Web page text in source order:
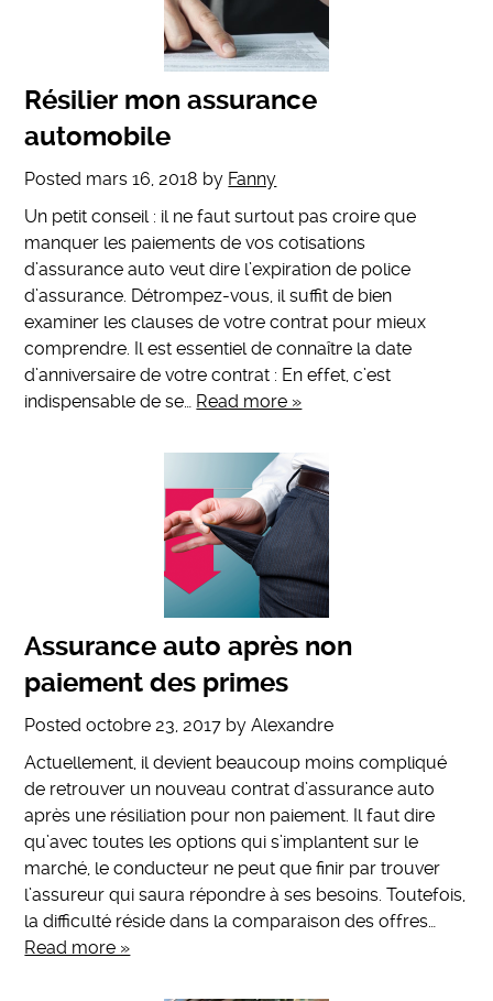
Résilier mon assurance
automobile
Posted mars 16, 2018 by Fanny
Un petit conseil : il ne faut surtout pas croire que
manquer les paiements de vos cotisations
d’assurance auto veut dire l’expiration de police
d’assurance. Détrompez-vous, il suffit de bien
examiner les clauses de votre contrat pour mieux
comprendre. Il est essentiel de connaître la date
d’anniversaire de votre contrat : En effet, c’est
indispensable de se… Read more »
Assurance auto après non
paiement des primes
Postedoctobre 23, 2017 byAlexandre
Actuellement, il devient beaucoup moins compliqué
de retrouver un nouveau contrat d’assurance auto
après une résiliation pour non paiement. Il faut dire
qu’avec toutes les options qui s’implantent sur le
marché, le conducteur ne peut que finir par trouver
l’assureur qui saura répondre à ses besoins. Toutefois,
la difficulté réside dans la comparaison des offres…
Read more »